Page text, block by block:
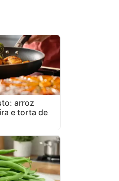
arroz
e torta de